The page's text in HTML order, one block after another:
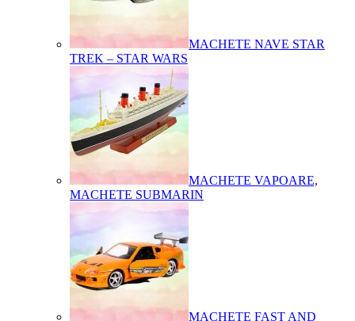
MACHETE NAVE STAR
TREK – STAR WARS
MACHETE VAPOARE,
MACHETE SUBMARIN
MACHETE FAST AND